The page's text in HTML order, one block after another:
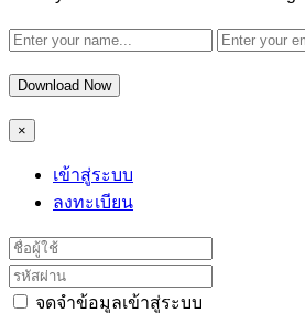
Download Now
×
เข้าสู่ระบบ
ลงทะเบียน
จดจำข้อมูลเข้าสู่ระบบ